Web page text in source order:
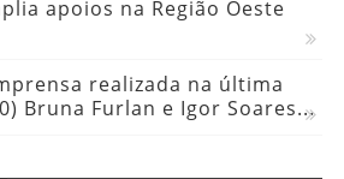
apoios na Região Oeste
realizada na última
Bruna Furlan e Igor Soares...